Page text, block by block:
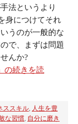
法というより
身につけてそれ
うのが一般的な
で、まずは問題
んか?
の続きを読
ススキル, 人生を豊
な習慣, 自分に磨き